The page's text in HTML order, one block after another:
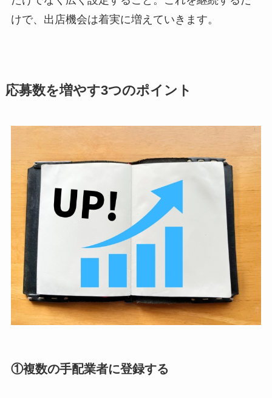
けで、出店機会は着実に増えていきます。
応募数を増やす3つのポイント
①複数の手配業者に登録する